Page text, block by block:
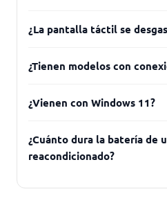
¿La pantalla táctil se
¿Tienen modelos con
¿Vienen con Windows 11?
¿Cuánto dura la batería de
reacondicionado?